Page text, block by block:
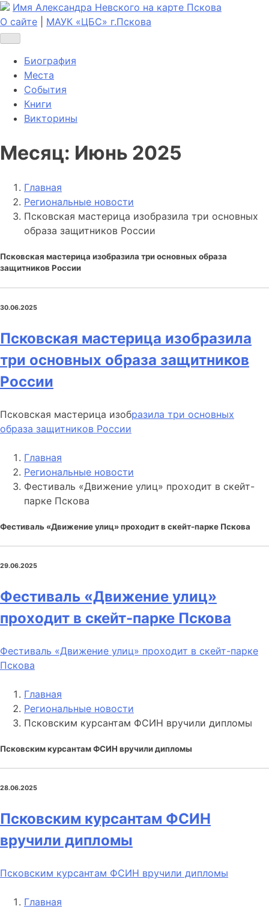
Имя Александра Невского на карте Пскова
О сайте
МАУК «ЦБС» г.Пскова
Биография
Места
События
Книги
Викторины
Месяц: Июнь 2025
Главная
Региональные новости
Псковская мастерица изобразила три основных
образа защитников России
Псковская мастерица изобразила три основных образа
защитников России
30.06.2025
Псковская мастерица изобразила
три основных образа защитников
России
Псковская мастерица изобразила три основных
образа защитников России
Главная
Региональные новости
Фестиваль «Движение улиц» проходит в скейт-
парке Пскова
Фестиваль «Движение улиц» проходит в скейт-парке Пскова
29.06.2025
Фестиваль «Движение улиц»
проходит в скейт-парке Пскова
Фестиваль «Движение улиц» проходит в скейт-парке
Пскова
Главная
Региональные новости
Псковским курсантам ФСИН вручили дипломы
Псковским курсантам ФСИН вручили дипломы
28.06.2025
Псковским курсантам ФСИН
вручили дипломы
Псковским курсантам ФСИН вручили дипломы
Главная